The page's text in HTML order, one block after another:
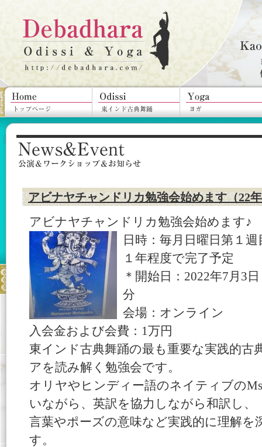
アビナヤチャンドリカ勉強会始めます（22
アビナヤチャンドリカ勉強会始めます♪
日時：毎月日曜日第１
１年程度で完了予定
＊開始日：2022年7月3
分
会場：オンライン
入会金および会費：1万円
東インド古典舞踊の最も重要な実践的古
アを読み解く勉強会です。
オリヤやヒンディー語のネイティブの
いながら、英訳を協力しながら和訳し、
言葉やポーズの意味など実践的に理解を
す。